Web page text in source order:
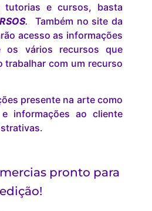
tutorias e cursos, basta
.
Também no site da
acesso as informações
os vários recursos que
trabalhar com um recurso
presente na arte como
informações ao cliente
pronto para
edição!